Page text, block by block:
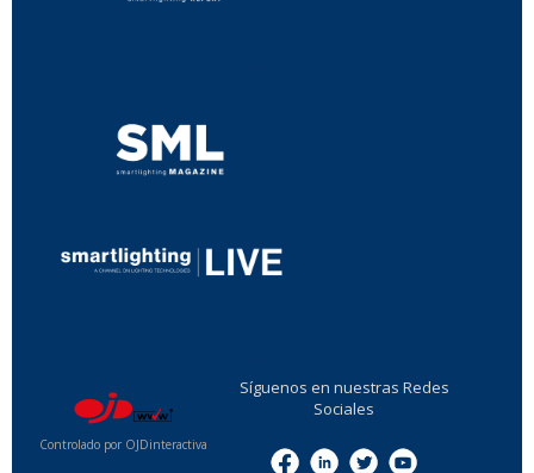
Controlado por OJDinteractiva
Síguenos en nuestras Redes
Sociales